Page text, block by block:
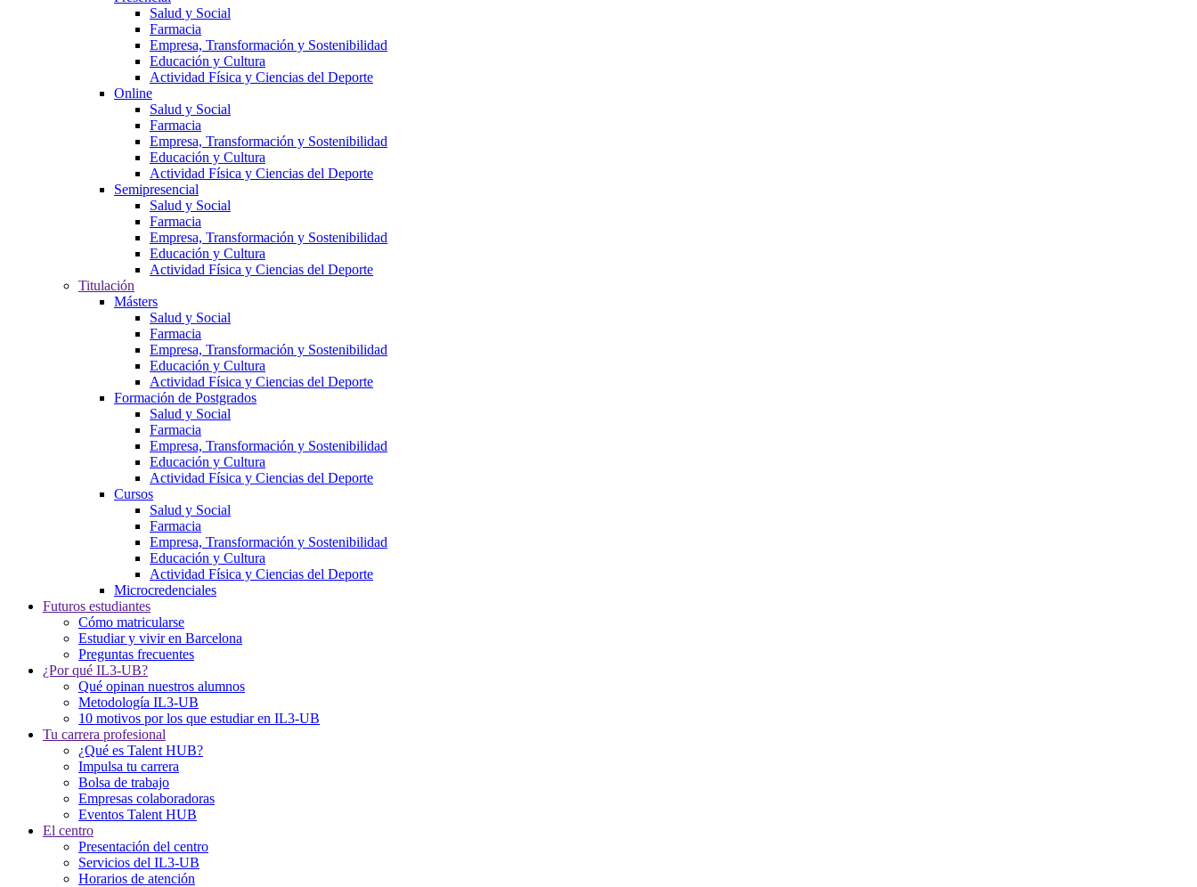
Salud y Social
Farmacia
Empresa, Transformación y Sostenibilidad
Educación y Cultura
Actividad Física y Ciencias del Deporte
Online
Salud y Social
Farmacia
Empresa, Transformación y Sostenibilidad
Educación y Cultura
Actividad Física y Ciencias del Deporte
Semipresencial
Salud y Social
Farmacia
Empresa, Transformación y Sostenibilidad
Educación y Cultura
Actividad Física y Ciencias del Deporte
Titulación
Másters
Salud y Social
Farmacia
Empresa, Transformación y Sostenibilidad
Educación y Cultura
Actividad Física y Ciencias del Deporte
Formación de Postgrados
Salud y Social
Farmacia
Empresa, Transformación y Sostenibilidad
Educación y Cultura
Actividad Física y Ciencias del Deporte
Cursos
Salud y Social
Farmacia
Empresa, Transformación y Sostenibilidad
Educación y Cultura
Actividad Física y Ciencias del Deporte
Microcredenciales
Futuros estudiantes
Cómo matricularse
Estudiar y vivir en Barcelona
Preguntas frecuentes
¿Por qué IL3-UB?
Qué opinan nuestros alumnos
Metodología IL3-UB
10 motivos por los que estudiar en IL3-UB
Tu carrera profesional
¿Qué es Talent HUB?
Impulsa tu carrera
Bolsa de trabajo
Empresas colaboradoras
Eventos Talent HUB
El centro
Presentación del centro
Servicios del IL3-UB
Horarios de atención